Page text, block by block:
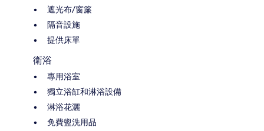
遮光布/窗簾
隔音設施
提供床單
衛浴
專用浴室
獨立浴缸和淋浴設備
淋浴花灑
免費盥洗用品